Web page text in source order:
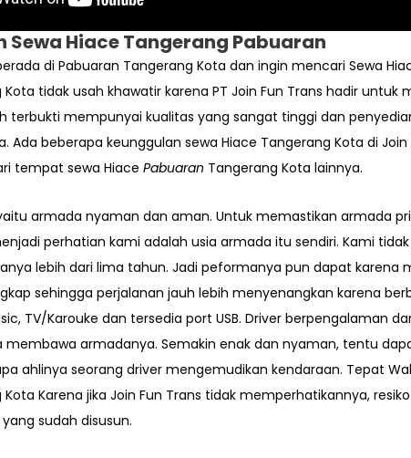
Sewa Hiace Tangerang Pabuaran
di Pabuaran Tangerang Kota dan ingin mencari Sewa
tidak usah khawatir karena PT Join Fun Trans hadir untuk
terbukti mempunyai kualitas yang sangat tinggi dan
Ada beberapa keunggulan sewa Hiace Tangerang Kota di Join
tempat sewa Hiace Pabuaran Tangerang Kota lainnya.
armada nyaman dan aman. Untuk memastikan armada
perhatian kami adalah usia armada itu sendiri. Kami
lebih dari lima tahun. Jadi peformanya pun dapat karena
sehingga perjalanan jauh lebih menyenangkan karena
TV/Karouke dan tersedia port USB. Driver berpengalaman
membawa armadanya. Semakin enak dan nyaman, tentu
ahlinya seorang driver mengemudikan kendaraan. Tepat
Kota Karena jika Join Fun Trans tidak memperhatikannya,
sudah disusun.